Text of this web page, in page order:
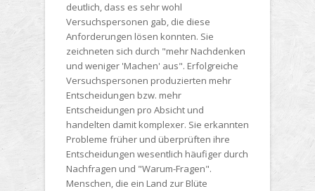
deutlich, dass es sehr wohl
Versuchspersonen gab, die diese
Anforderungen lösen konnten. Sie
zeichneten sich durch "mehr Nachdenken
und weniger 'Machen' aus". Erfolgreiche
Versuchspersonen produzierten mehr
Entscheidungen bzw. mehr
Entscheidungen pro Absicht und
handelten damit komplexer. Sie erkannten
Probleme früher und überprüften ihre
Entscheidungen wesentlich häufiger durch
Nachfragen und "Warum-Fragen".
Menschen, die ein Land zur Blüte